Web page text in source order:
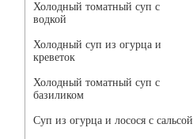
Холодный томатный суп с
водкой
Холодный суп из огурца и
креветок
Холодный томатный суп с
базиликом
Суп из огурца и лосося с сальсой